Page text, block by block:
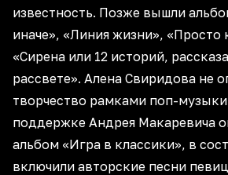
известность. Позже вышли
иначе», «Линия жизни», «Просто
«Сирена или 12 историй,
рассвете». Алена Свиридова не
творчество рамками поп-
поддержке Андрея Макаревича
альбом «Игра в классики», в
включили авторские песни